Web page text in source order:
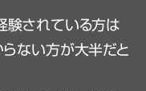
験されている方は
らない方が大半だと